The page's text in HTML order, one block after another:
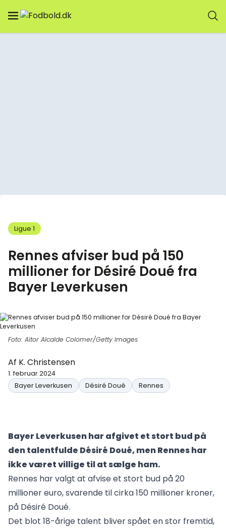
Ligue 1
Rennes afviser bud på 150
millioner for Désiré Doué fra
Bayer Leverkusen
Foto: Aitor Alcalde Colomer/Getty Images
Af K. Christensen
1. februar 2024
Bayer Leverkusen
Désiré Doué Rennes
Bayer Leverkusen har afgivet et stort bud på
den talentfulde Désiré Doué, men Rennes har
ikke været villige til at sælge ham.
Rennes har valgt at afvise et stort bud på 20
millioner euro, svarende til cirka 150 millioner kroner,
på Désiré Doué.
Det blot 18-årige talent bliver spået en stor fremtid,